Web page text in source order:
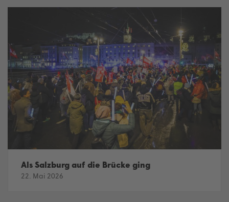
Als Salzburg auf die Brücke ging
22. Mai 2026